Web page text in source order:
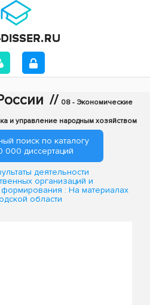
// 08 - Экономические
и управление народным хозяйством
поиск по каталогу
000 диссертаций
деятельности
организаций и
: На материалах
области